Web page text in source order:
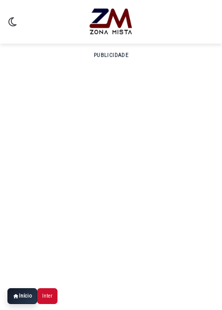
PUBLICIDADE
Início Inter